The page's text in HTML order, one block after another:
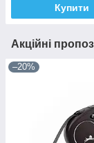
Купити
Акційні
–20%